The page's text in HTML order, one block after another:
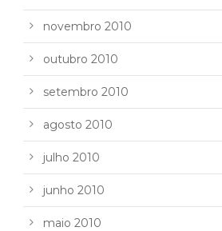
novembro 2010
outubro 2010
setembro 2010
agosto 2010
julho 2010
junho 2010
maio 2010